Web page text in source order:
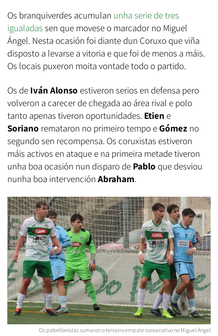
Os branquiverdes acumulan unha serie de tres
igualadas sen que movese o marcador no Miguel
Ángel. Nesta ocasión foi diante dun Coruxo que viña
disposto a levarse a vitoria e que foi de menos a máis.
Os locais puxeron moita vontade todo o partido.
Os de Iván Alonso estiveron serios en defensa pero
volveron a carecer de chegada ao área rival e polo
tanto apenas tiveron oportunidades. Etien e
Soriano remataron no primeiro tempo e Gómez no
segundo sen recompensa. Os coruxistas estiveron
máis activos en ataque e na primeira metade tiveron
unha boa ocasión nun disparo de Pablo que desviou
nunha boa intervención Abraham.
Os pabellonistas sumaron o terceiro empate consecutivo no Miguel Ángel